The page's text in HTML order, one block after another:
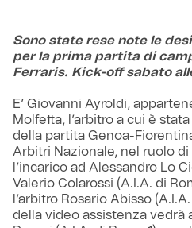
Fortissimo batte il mio
Sono state rese note le
per la prima partita di
Ferraris. Kick-off sabato
E’ Giovanni Ayroldi,
Molfetta, l’arbitro a cui è
della partita Genoa-
Arbitri Nazionale, nel ruolo
l’incarico ad Alessandro Lo
Valerio Colarossi (A.I.A. di
l’arbitro Rosario Abisso
della video assistenza vedrà